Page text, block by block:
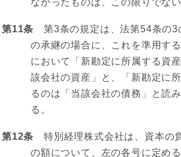
なかったものは、この限りでない
第11条 第3条の規定は、法第54条の3
の承継の場合に、これを準用す
において「新勘定に所属する資
該会社の資産」と、「新勘定に
るのは「当該会社の債務」と読
る。
第12条 特別経理株式会社は、資本の
の額について、左の各号に定め